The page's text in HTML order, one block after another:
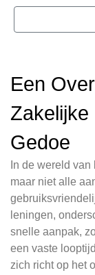
Een
Zakelijke
Gedoe
In de wereld
maar niet alle
leningen,
snelle aanpak,
een vaste
zich richt op het